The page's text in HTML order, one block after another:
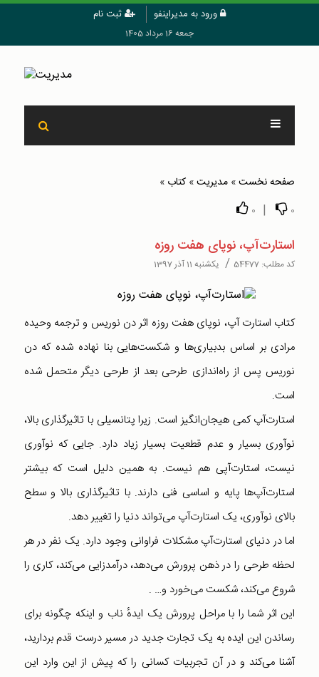
ورود به مدیراینفو ثبت نام
جمعه 16 مرداد 1405
صفحه نخست» مدیریت» کتاب »
0
|
0
استارت‌آپ، نوپای هفت روزه
کد مطلب: 54477
/ یکشنبه 11 آذر 1397
کتاب استارت آپ، نوپای هفت روزه اثر دن نوریس و ترجمه وحیده
مرادی بر اساس بدبیاری‌ها و شکست‌هایی بنا نهاده شده که دن
نوریس پس از راه‌اندازی طرحی بعد از طرحی دیگر متحمل شده
است.
استارت‌آپ کمی هیجان‌انگیز است. زیرا پتانسیلی با تاثیرگذاری بالا،
نوآوری بسیار و عدم قطعیت بسیار زیاد دارد. جایی که نوآوری
نیست، استارت‌آپی هم نیست. به همین دلیل است که بیشتر
استارت‌آپ‌ها پایه و اساسی فنی دارند. با تاثیرگذاری بالا و سطح
بالای نوآوری، یک استارت‌آپ می‌تواند دنیا را تغییر دهد.
اما در دنیای استارت‌آپ مشکلات فراوانی وجود دارد. یک نفر در هر
لحظه طرحی را در ذهن پرورش می‌دهد، درآمدزایی می‌کند، کاری را
شروع می‌کند، شکست می‌خورد و… .
این اثر شما را با مراحل پرورش یک ایدهٔ ناب و اینکه چگونه برای
رساندن این ایده به یک تجارت جدید در مسیر درست قدم بردارید،
آشنا می‌کند و در آن تجربیات کسانی را که پیش از این وارد این